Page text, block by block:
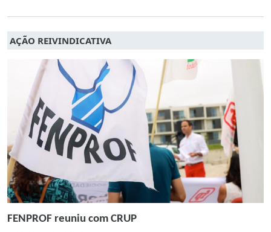
AÇÃO REIVINDICATIVA
FENPROF reuniu com CRUP